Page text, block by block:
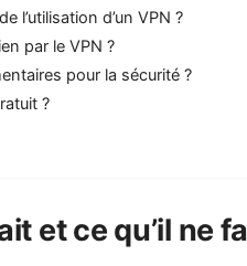
l’utilisation d’un VPN ?
par le VPN ?
pour la sécurité ?
?
et ce qu’il ne